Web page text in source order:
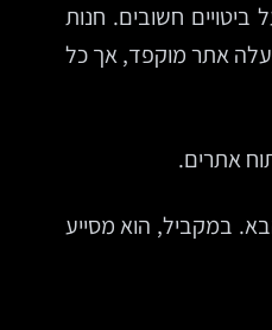
חשובים. חנות
אתר מוקפד, אך כל
במקביל, הוא מסייע